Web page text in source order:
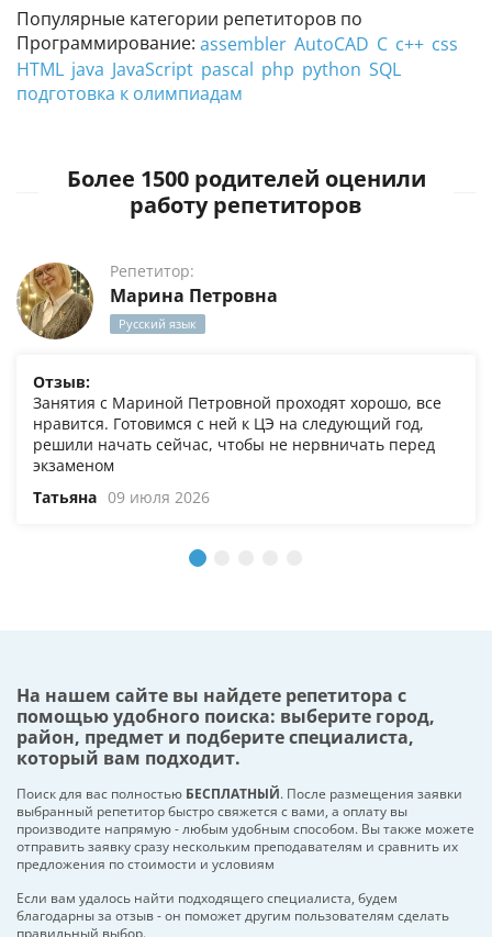
Популярные категории репетиторов по
Программирование: assembler AutoCAD C c++ css
HTML java JavaScript pascal php python SQL
подготовка к олимпиадам
Более 1500 родителей оценили
работу репетиторов
Репетитор:
Марина Петровна
Русский язык
Отзыв:
Занятия с Мариной Петровной проходят хорошо, все
нравится. Готовимся с ней к ЦЭ на следующий год,
решили начать сейчас, чтобы не нервничать перед
экзаменом
Татьяна 09 июля 2026
На нашем сайте вы найдете репетитора с
помощью удобного поиска: выберите город,
район, предмет и подберите специалиста,
который вам подходит.
Поиск для вас полностью БЕСПЛАТНЫЙ. После размещения заявки
выбранный репетитор быстро свяжется с вами, а оплату вы
производите напрямую - любым удобным способом. Вы также можете
отправить заявку сразу нескольким преподавателям и сравнить их
предложения по стоимости и условиям
Если вам удалось найти подходящего специалиста, будем
благодарны за отзыв - он поможет другим пользователям сделать
правильный выбор.